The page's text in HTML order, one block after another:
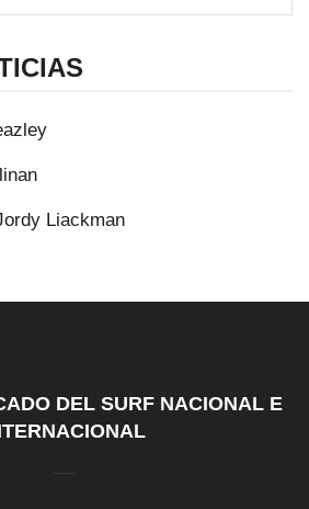
Liackman
DEL SURF NACIONAL E